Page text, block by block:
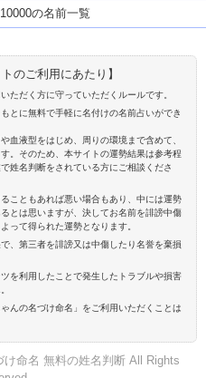
の名前一覧
のご利用にあたり】
ただく方に守っていただくルールです。
とに無料で手軽に名付けの名前占いができ
血液型をはじめ、周りの環境まで含めて、
。そのため、本サイトの運勢結果は参考程
姓名判断をされている方にご相談くださ
こともあれば悪い場合もあり、中には運勢
とは思いますが、決してお名前を誹謗中傷
って得られた運勢となります。
、第三者を誹謗又は中傷したり名誉を棄損
を利用したことで発生したトラブルや損害
んの名づけ命名」をご利用いただくことは
命名 無料の姓名判断 All Rights